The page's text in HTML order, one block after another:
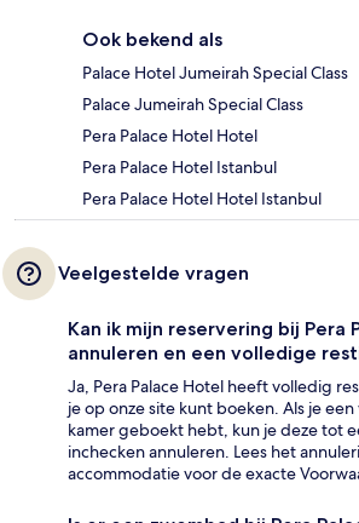
Ook bekend als
Palace Hotel Jumeirah Special Class
Palace Jumeirah Special Class
Pera Palace Hotel Hotel
Pera Palace Hotel Istanbul
Pera Palace Hotel Hotel Istanbul
Veelgestelde vragen
Kan ik mijn reservering bij Pera
annuleren en een volledige
Ja, Pera Palace Hotel heeft volledig
je op onze site kunt boeken. Als je
kamer geboekt hebt, kun je deze tot
inchecken annuleren. Lees het
accommodatie voor de exacte